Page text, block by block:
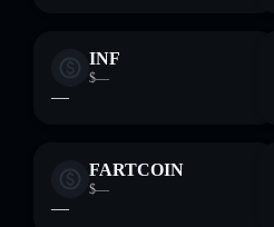
INF
$—
—
FARTCOIN
$—
—